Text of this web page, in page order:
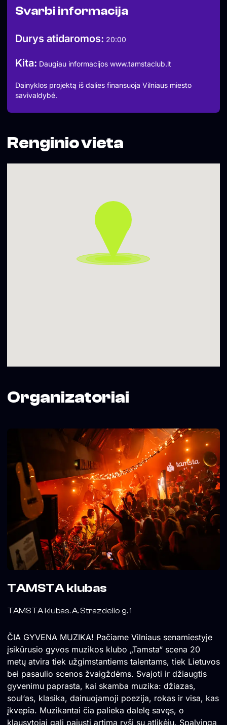
Svarbi informacija
Durys atidaromos: 20:00
Kita: Daugiau informacijos www.tamstaclub.lt
Dainyklos projektą iš dalies finansuoja Vilniaus miesto
savivaldybė.
Renginio vieta
Organizatoriai
TAMSTA klubas
TAMSTA klubas. A. Strazdelio g. 1
ČIA GYVENA MUZIKA! Pačiame Vilniaus senamiestyje
įsikūrusio gyvos muzikos klubo „Tamsta“ scena 20
metų atvira tiek užgimstantiems talentams, tiek Lietuvos
bei pasaulio scenos žvaigždėms. Svajoti ir džiaugtis
gyvenimu paprasta, kai skamba muzika: džiazas,
soul‘as, klasika, dainuojamoji poezija, rokas ir visa, kas
įkvepia. Muzikantai čia palieka dalelę savęs, o
klausytojai gali pajusti artimą ryšį su atlikėju. Spalvingą